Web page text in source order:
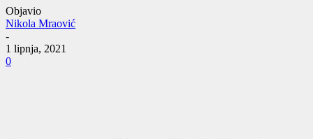
Objavio
Nikola Mraović
-
1 lipnja, 2021
0